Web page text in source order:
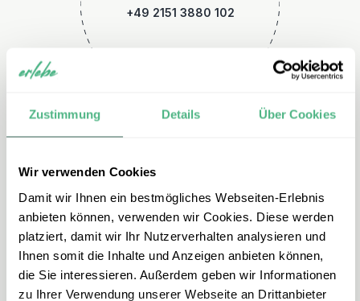
Zustimmung Details Über Cookies
Wir verwenden Cookies
Damit wir Ihnen ein bestmögliches Webseiten-Erlebnis
anbieten können, verwenden wir Cookies. Diese werden
platziert, damit wir Ihr Nutzerverhalten analysieren und
Ihnen somit die Inhalte und Anzeigen anbieten können,
die Sie interessieren. Außerdem geben wir Informationen
zu Ihrer Verwendung unserer Webseite an Drittanbieter
+49 2151 3880 102
E-Mail
suedafrika@erlebe.de